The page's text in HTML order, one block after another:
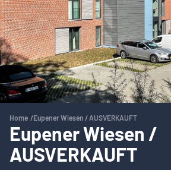
Home Eupener Wiesen / AUSVERKAUFT
Eupener Wiesen /
AUSVERKAUFT